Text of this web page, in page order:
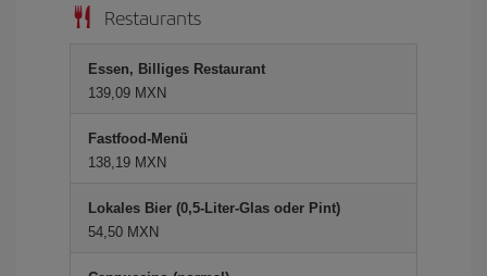
Restaurants
Essen, Billiges Restaurant
139,09 MXN
Fastfood-Menü
138,19 MXN
Lokales Bier (0,5-Liter-Glas oder Pint)
54,50 MXN